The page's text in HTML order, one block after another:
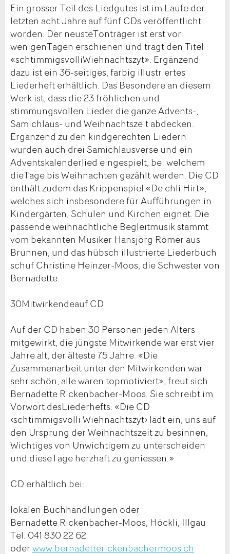
Ein grosser Teil des Liedgutes ist im Laufe der
letzten acht Jahre auf fünf CDs veröffentlicht
worden. Der neusteTonträger ist erst vor
wenigenTagen erschienen und trägt den Titel
«schtimmigsvolliWiehnachtszyt». Ergänzend
dazu ist ein 36-seitiges, farbig illustriertes
Liederheft erhältlich. Das Besondere an diesem
Werk ist, dass die 23 fröhlichen und
stimmungsvollen Lieder die ganze Advents-,
Samichlaus- und Weihnachtszeit abdecken.
Ergänzend zu den kindgerechten Liedern
wurden auch drei Samichlausverse und ein
Adventskalenderlied eingespielt, bei welchem
dieTage bis Weihnachten gezählt werden. Die CD
enthält zudem das Krippenspiel «De chli Hirt»,
welches sich insbesondere für Aufführungen in
Kindergärten, Schulen und Kirchen eignet. Die
passende weihnächtliche Begleitmusik stammt
vom bekannten Musiker Hansjörg Römer aus
Brunnen, und das hübsch illustrierte Liederbuch
schuf Christine Heinzer-Moos, die Schwester von
Bernadette.
30Mitwirkendeauf CD
Auf der CD haben 30 Personen jeden Alters
mitgewirkt, die jüngste Mitwirkende war erst vier
Jahre alt, der älteste 75 Jahre. «Die
Zusammenarbeit unter den Mitwirkenden war
sehr schön, alle waren topmotiviert», freut sich
Bernadette Rickenbacher-Moos. Sie schreibt im
Vorwort desLiederhefts: «Die CD
‹schtimmigsvolli Wiehnachtszyt› lädt ein, uns auf
den Ursprung der Weihnachtszeit zu besinnen,
Wichtiges von Unwichtigem zu unterscheiden
und dieseTage herzhaft zu geniessen.»
CD erhältlich bei:
lokalen Buchhandlungen oder
Bernadette Rickenbacher-Moos, Höckli, Illgau
Tel. 041 830 22 62
oderwww.bernadetterickenbachermoos.ch